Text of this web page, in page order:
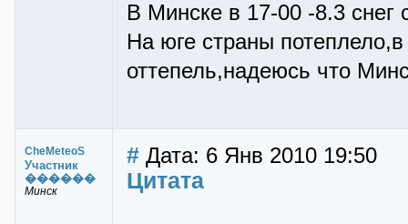
В Минске в 17-00 -8.3 снег
На юге страны
оттепель,надеюсь что
CheMeteoS
Участник
������
Минск
# Дата: 6 Янв 2010 19:50
Цитата